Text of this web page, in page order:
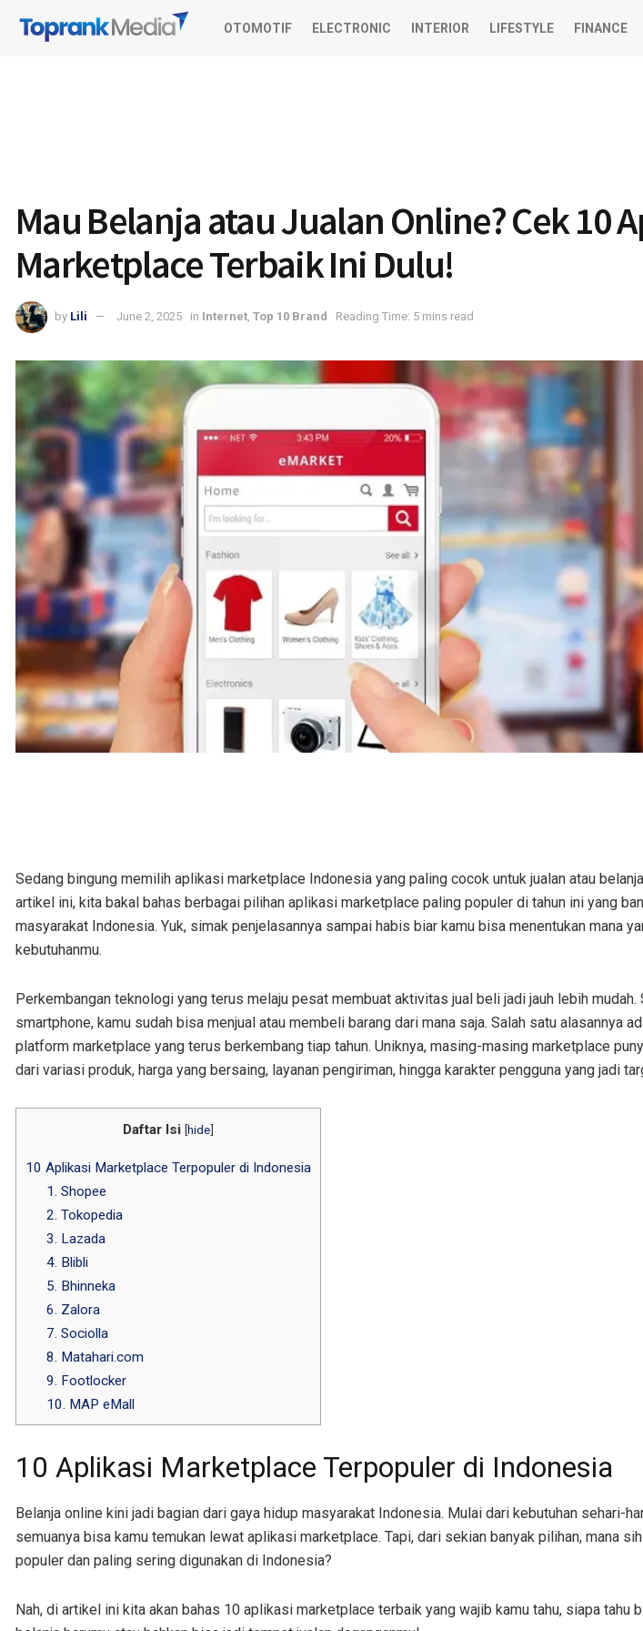
OTOMOTIF ELECTRONIC INTERIOR LIFESTYLE FINANCE
Mau Belanja atau Jualan Online? Cek 10
Marketplace Terbaik Ini Dulu!
by Lili June 2, 2025 in Internet Top 10 Brand Reading Time: 5 mins read
Sedang bingung memilih aplikasi marketplace Indonesia yang paling cocok untuk jualan atau
artikel ini, kita bakal bahas berbagai pilihan aplikasi marketplace paling populer di tahun ini yang
masyarakat Indonesia. Yuk, simak penjelasannya sampai habis biar kamu bisa menentukan mana
kebutuhanmu.
Perkembangan teknologi yang terus melaju pesat membuat aktivitas jual beli jadi jauh lebih mudah.
smartphone, kamu sudah bisa menjual atau membeli barang dari mana saja. Salah satu alasannya
platform marketplace yang terus berkembang tiap tahun. Uniknya, masing-masing marketplace
dari variasi produk, harga yang bersaing, layanan pengiriman, hingga karakter pengguna yang jadi
Daftar Isi [hide]
10 Aplikasi Marketplace Terpopuler di Indonesia
1. Shopee
2. Tokopedia
3. Lazada
4. Blibli
5. Bhinneka
6. Zalora
7. Sociolla
8. Matahari.com
9. Footlocker
10. MAP eMall
10 Aplikasi Marketplace Terpopuler di Indonesia
Belanja online kini jadi bagian dari gaya hidup masyarakat Indonesia. Mulai dari kebutuhan sehari-
semuanya bisa kamu temukan lewat aplikasi marketplace. Tapi, dari sekian banyak pilihan, mana
populer dan paling sering digunakan di Indonesia?
Nah, di artikel ini kita akan bahas 10 aplikasi marketplace terbaik yang wajib kamu tahu, siapa tahu